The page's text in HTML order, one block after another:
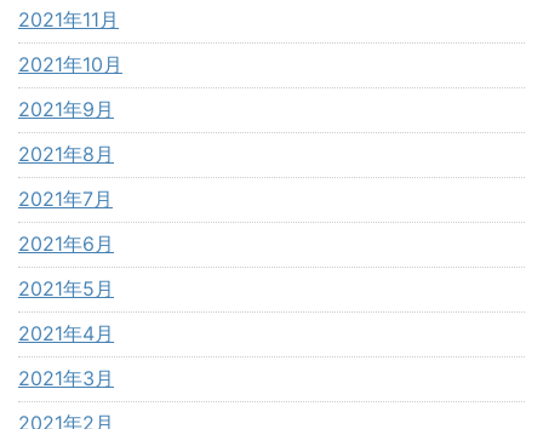
2021年11月
2021年10月
2021年9月
2021年8月
2021年7月
2021年6月
2021年5月
2021年4月
2021年3月
2021年2月